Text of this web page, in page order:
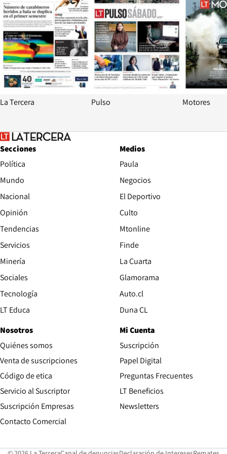
La Tercera Pulso Motores
Secciones
Política
Mundo
Nacional
Opinión
Tendencias
Servicios
Minería
Sociales
Tecnología
LT Educa
Medios
Paula
Negocios
El Deportivo
Culto
Mtonline
Finde
La Cuarta
Glamorama
Auto.cl
Duna CL
Nosotros
Quiénes somos
Venta de suscripciones
Código de etica Opens in new window
Servicio al Suscriptor
Suscripción Empresas
Contacto Comercial
Mi Cuenta
Suscripción
Papel Digital
Preguntas Frecuentes
LT Beneficios
Newsletters